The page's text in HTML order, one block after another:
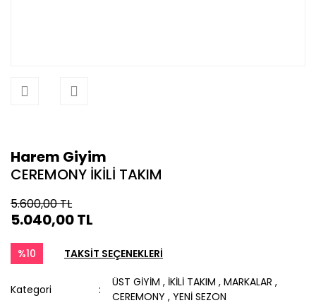
Harem Giyim
CEREMONY İKİLİ TAKIM
5.600,00 TL
5.040,00 TL
%10 TAKSİT SEÇENEKLERİ
Kategori
ÜST GİYİM , İKİLİ TAKIM ,MARKALAR ,
CEREMONY ,YENİ SEZON